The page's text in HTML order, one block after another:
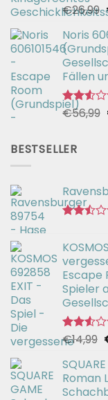
Bewertet
mit
2.49
von 5
€26,99
Noris
Fällen
Bewertet
von 5
€56,99
BESTSELLER
2.47
von 5
Escape
Spieler
Bewertet
mit
2.52
von 5
€14,99
Roman